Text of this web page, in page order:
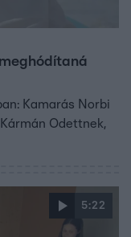
Kamarás Norbi
Odettnek,
5:22